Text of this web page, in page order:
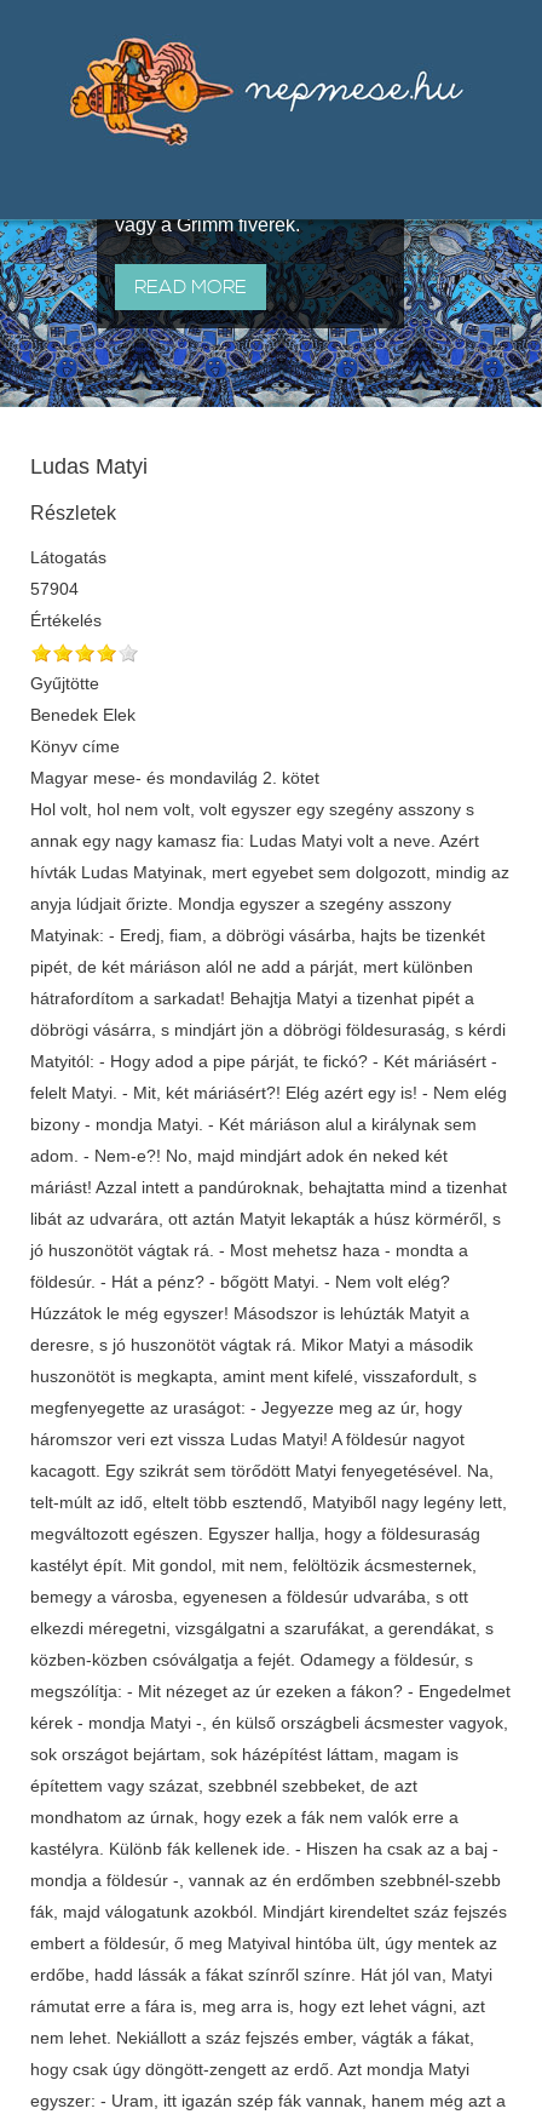
útján terjedő elbeszélésekből,
melyeket olyan ismert gyűjtők
állítottak össze, mint Benedek
vagy a Grimm fivérek.
READ MORE
Ludas Matyi
Részletek
Látogatás
57904
Értékelés
Gyűjtötte
Benedek Elek
Könyv címe
Magyar mese- és mondavilág 2. kötet
Hol volt, hol nem volt, volt egyszer egy szegény asszony s
annak egy nagy kamasz fia: Ludas Matyi volt a neve. Azért
hívták Ludas Matyinak, mert egyebet sem dolgozott, mindig az
anyja lúdjait őrizte. Mondja egyszer a szegény asszony
Matyinak: - Eredj, fiam, a döbrögi vásárba, hajts be tizenkét
pipét, de két máriáson alól ne add a párját, mert különben
hátrafordítom a sarkadat! Behajtja Matyi a tizenhat pipét a
döbrögi vásárra, s mindjárt jön a döbrögi földesuraság, s kérdi
Matyitól: - Hogy adod a pipe párját, te fickó? - Két máriásért -
felelt Matyi. - Mit, két máriásért?! Elég azért egy is! - Nem elég
bizony - mondja Matyi. - Két máriáson alul a királynak sem
adom. - Nem-e?! No, majd mindjárt adok én neked két
máriást! Azzal intett a pandúroknak, behajtatta mind a tizenhat
libát az udvarára, ott aztán Matyit lekapták a húsz körméről, s
jó huszonötöt vágtak rá. - Most mehetsz haza - mondta a
földesúr. - Hát a pénz? - bőgött Matyi. - Nem volt elég?
Húzzátok le még egyszer! Másodszor is lehúzták Matyit a
deresre, s jó huszonötöt vágtak rá. Mikor Matyi a második
huszonötöt is megkapta, amint ment kifelé, visszafordult, s
megfenyegette az uraságot: - Jegyezze meg az úr, hogy
háromszor veri ezt vissza Ludas Matyi! A földesúr nagyot
kacagott. Egy szikrát sem törődött Matyi fenyegetésével. Na,
telt-múlt az idő, eltelt több esztendő, Matyiből nagy legény lett,
megváltozott egészen. Egyszer hallja, hogy a földesuraság
kastélyt épít. Mit gondol, mit nem, felöltözik ácsmesternek,
bemegy a városba, egyenesen a földesúr udvarába, s ott
elkezdi méregetni, vizsgálgatni a szarufákat, a gerendákat, s
közben-közben csóválgatja a fejét. Odamegy a földesúr, s
megszólítja: - Mit nézeget az úr ezeken a fákon? - Engedelmet
kérek - mondja Matyi -, én külső országbeli ácsmester vagyok,
sok országot bejártam, sok házépítést láttam, magam is
építettem vagy százat, szebbnél szebbeket, de azt
mondhatom az úrnak, hogy ezek a fák nem valók erre a
kastélyra. Különb fák kellenek ide. - Hiszen ha csak az a baj -
mondja a földesúr -, vannak az én erdőmben szebbnél-szebb
fák, majd válogatunk azokból. Mindjárt kirendeltet száz fejszés
embert a földesúr, ő meg Matyival hintóba ült, úgy mentek az
erdőbe, hadd lássák a fákat színről színre. Hát jól van, Matyi
rámutat erre a fára is, meg arra is, hogy ezt lehet vágni, azt
nem lehet. Nekiállott a száz fejszés ember, vágták a fákat,
hogy csak úgy döngött-zengett az erdő. Azt mondja Matyi
egyszer: - Uram, itt igazán szép fák vannak, hanem még azt a